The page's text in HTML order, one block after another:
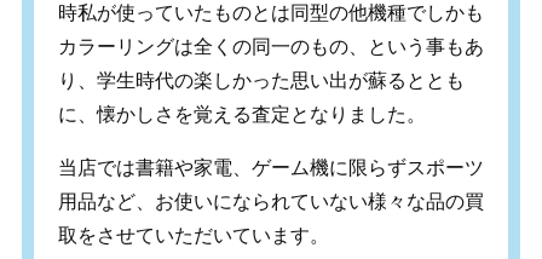
時私が使っていたものとは同型の他機種でしかも
カラーリングは全くの同一のもの、という事もあ
り、学生時代の楽しかった思い出が蘇るととも
に、懐かしさを覚える査定となりました。
当店では書籍や家電、ゲーム機に限らずスポーツ
用品など、お使いになられていない様々な品の買
取をさせていただいています。